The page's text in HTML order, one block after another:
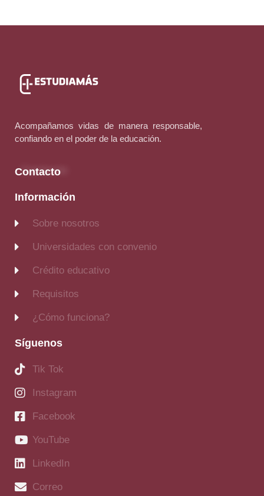
Acompañamos vidas de manera responsable,
confiando en el poder de la educación.
Contacto
Información
Sobre nosotros
Universidades con convenio
Crédito educativo
Requisitos
¿Cómo funciona?
Síguenos
Tik Tok
Instagram
Facebook
YouTube
LinkedIn
Correo